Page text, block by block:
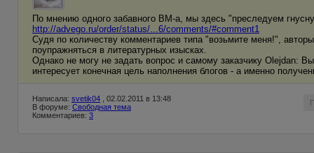
По мнению одного забавного ВМ-а, мы здесь "преследуем
http://advego.ru/order/status/...6/comments/#comment1
Судя по количеству комментариев типа "возьмите меня!",
поупражняться в литературных изысках.
Однако не могу не задать вопрос и самому заказчику Olejdan:
интересует конечная цель наполнения блогов - а именно
Написала: svetik04 , 02.02.2011 в 13:48
В форуме: Свободная тема
Комментариев: 3